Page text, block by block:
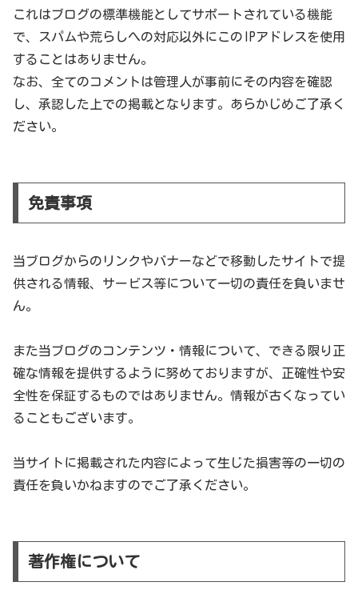
これはブログの標準機能としてサポートされている機能
で、スパムや荒らしへの対応以外にこのIPアドレスを使用
することはありません。
なお、全てのコメントは管理人が事前にその内容を確認
し、承認した上での掲載となります。あらかじめご了承く
ださい。
免責事項
当ブログからのリンクやバナーなどで移動したサイトで提
供される情報、サービス等について一切の責任を負いませ
ん。
また当ブログのコンテンツ・情報について、できる限り正
確な情報を提供するように努めておりますが、正確性や安
全性を保証するものではありません。情報が古くなってい
ることもございます。
当サイトに掲載された内容によって生じた損害等の一切の
責任を負いかねますのでご了承ください。
著作権について